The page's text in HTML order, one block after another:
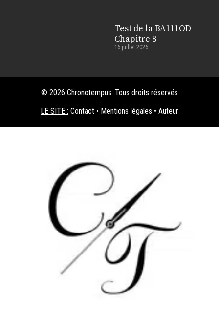
Test de la BA111OD
Chapitre 8
16 juillet 2026
© 2026 Chronotempus. Tous droits réservés
LE SITE : Contact • Mentions légales • Auteur